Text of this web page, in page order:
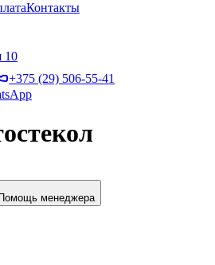
Контакты
10
+375 (29) 506-55-41
Помощь менеджера